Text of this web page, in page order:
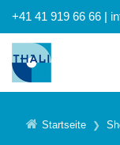
+41 41 919 66 66 |
Startseite